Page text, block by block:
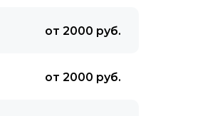
от 2000 руб.
от 2000 руб.